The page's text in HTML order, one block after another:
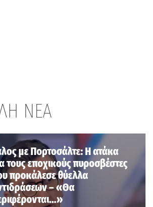
ΝΕΑ
με Πορτοσάλτε: Η ατάκα
τους εποχικούς πυροσβέστες
προκάλεσε θύελλα
– «Θα